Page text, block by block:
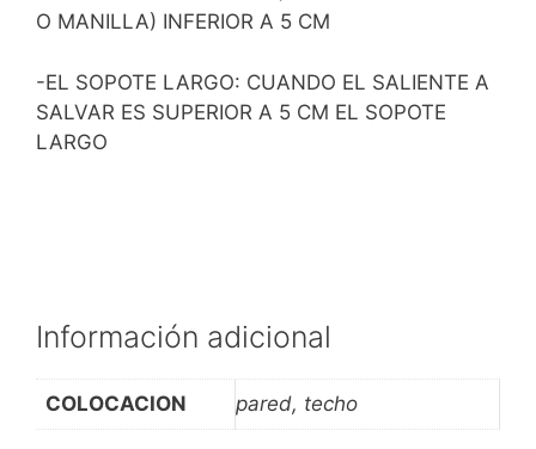
O MANILLA) INFERIOR A 5 CM
-EL SOPOTE LARGO: CUANDO EL SALIENTE A
SALVAR ES SUPERIOR A 5 CM EL SOPOTE
LARGO
Información adicional
COLOCACION pared, techo